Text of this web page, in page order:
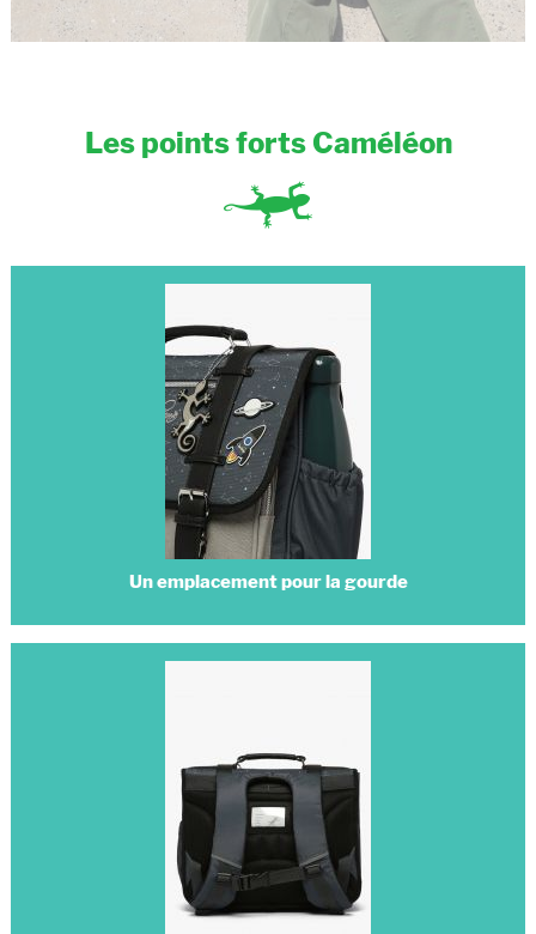
Les points forts Caméléon
Un emplacement pour la gourde